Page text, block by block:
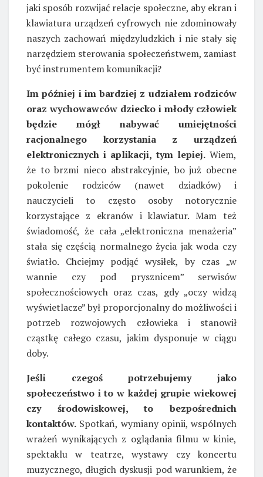
jaki sposób rozwijać relacje społeczne, aby ekran i
klawiatura urządzeń cyfrowych nie zdominowały
naszych zachowań międzyludzkich i nie stały się
narzędziem sterowania społeczeństwem, zamiast
być instrumentem komunikacji?
Im później i im bardziej z udziałem rodziców
oraz wychowawców dziecko i młody człowiek
będzie mógł nabywać umiejętności
racjonalnego korzystania z urządzeń
elektronicznych i aplikacji, tym lepiej.Wiem,
że to brzmi nieco abstrakcyjnie, bo już obecne
pokolenie rodziców (nawet dziadków) i
nauczycieli to często osoby notorycznie
korzystające z ekranów i klawiatur. Mam też
świadomość, że cała „elektroniczna menażeria”
stała się częścią normalnego życia jak woda czy
światło. Chciejmy podjąć wysiłek, by czas „w
wannie czy pod prysznicem” serwisów
społecznościowych oraz czas, gdy „oczy widzą
wyświetlacze” był proporcjonalny do możliwości i
potrzeb rozwojowych człowieka i stanowił
cząstkę całego czasu, jakim dysponuje w ciągu
doby.
Jeśli czegoś potrzebujemy jako
społeczeństwo i to w każdej grupie wiekowej
czy środowiskowej, to bezpośrednich
kontaktów. Spotkań, wymiany opinii, wspólnych
wrażeń wynikających z oglądania filmu w kinie,
spektaklu w teatrze, wystawy czy koncertu
muzycznego, długich dyskusji pod warunkiem, że